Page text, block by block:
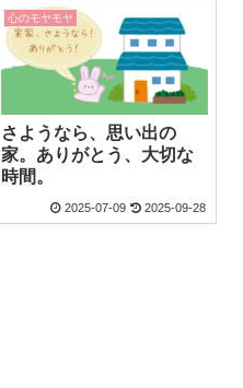
心のモヤモヤ
さようなら、思い出の
家。ありがとう、大切な
時間。
2025-07-09 2025-09-28